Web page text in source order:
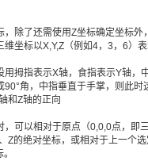
，除了还需使用Z坐标确定坐标外
坐标以X,Y,Z（例如4，3，6）表
拇指表示X轴，食指表示Y轴，
90°角，中指垂直于手掌，则此时
和Z轴的正向
，可以相对于原点（0,0,0点，即
Z的绝对坐标，或相对于上一个